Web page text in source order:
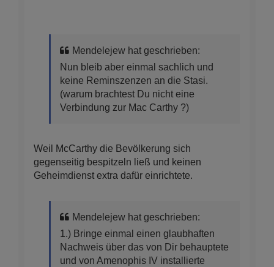
Mendelejew hat geschrieben:
Nun bleib aber einmal sachlich und
keine Reminszenzen an die Stasi.
(warum brachtest Du nicht eine
Verbindung zur Mac Carthy ?)
Weil McCarthy die Bevölkerung sich
gegenseitig bespitzeln ließ und keinen
Geheimdienst extra dafür einrichtete.
Mendelejew hat geschrieben:
1.) Bringe einmal einen glaubhaften
Nachweis über das von Dir behauptete
und von Amenophis IV installierte